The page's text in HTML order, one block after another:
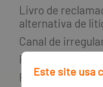
Livro de
alternativa de
Canal de
Política de
Política de
Este site usa